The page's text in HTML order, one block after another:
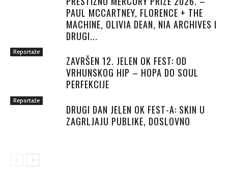
PAUL MCCARTNEY, FLORENCE + THE
MACHINE, OLIVIA DEAN, NIA ARCHIVES I
DRUGI...
Reportaže
ZAVRŠEN 12. JELEN OK FEST: OD
VRHUNSKOG HIP – HOPA DO SOUL
PERFEKCIJE
Reportaže
DRUGI DAN JELEN OK FEST-A: SKIN U
ZAGRLJAJU PUBLIKE, DOSLOVNO